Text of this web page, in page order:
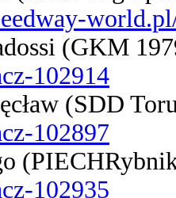
(GKM
102914
(SDD
102897
102935